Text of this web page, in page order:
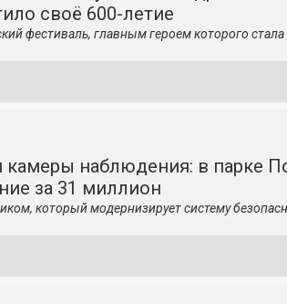
своё 600-летие
фестиваль, главным героем которого стала
наблюдения: в парке
за 31 миллион
который модернизирует систему